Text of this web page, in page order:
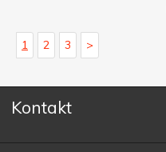
1 2 3 >
Kontakt